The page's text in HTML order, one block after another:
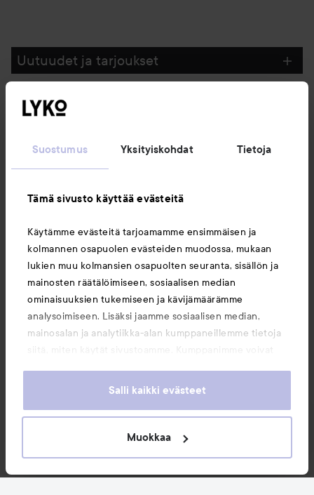
Suostumus Yksityiskohdat Tietoja
Tämä sivusto käyttää evästeitä
Käytämme evästeitä tarjoamamme ensimmäisen ja
kolmannen osapuolen evästeiden muodossa, mukaan
lukien muu kolmansien osapuolten seuranta, sisällön ja
mainosten räätälöimiseen, sosiaalisen median
ominaisuuksien tukemiseen ja kävijämäärämme
analysoimiseen. Lisäksi jaamme sosiaalisen median,
mainosalan ja analytiikka-alan kumppaneillemme tietoja
heille tai joita on kerätty, kun olet käyttänyt heidän
evästeiden käytön.
Salli kaikki evästeet
Muokkaa
Uutuudet ja tarjoukset
Seuraa meitä
Asiakaspalvelu
Tietoja
Saattaisit myös tykätä
Copyright 2026